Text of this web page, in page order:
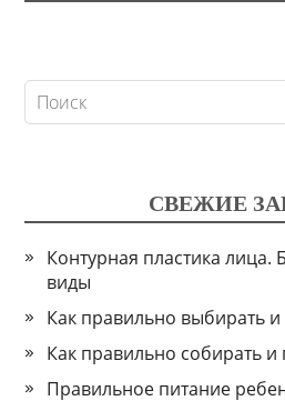
СВЕЖИЕ
Контурная пластика
виды
Как правильно выбирать и
Как правильно собирать и
Правильное питание